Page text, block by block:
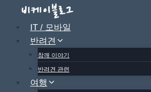
IT / 모바일
반려견
참깨 이야기
반려견 관련
여행